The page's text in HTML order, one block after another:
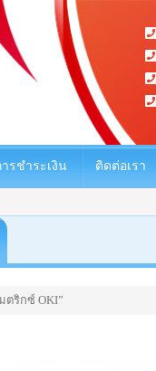
ารชำระเงิน ติดต่อเรา
ตริกซ์ OKI”